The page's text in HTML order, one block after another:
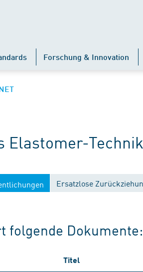
Forschung & Innovation
Ersatzlose
folgende Dokumente:
Titel